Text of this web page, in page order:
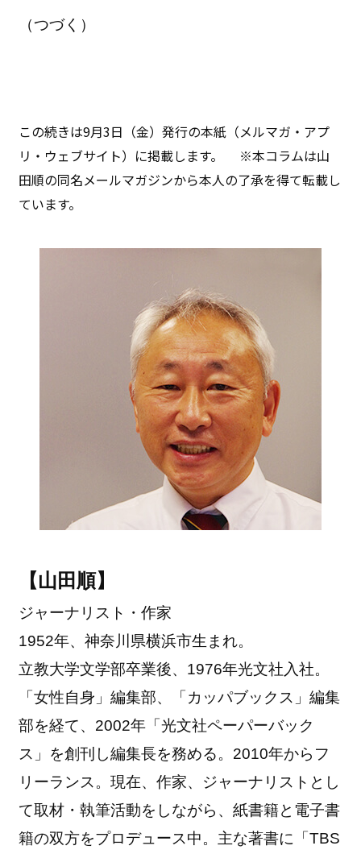
（つづく）
この続きは9月3日（金）発行の本紙（メルマガ・アプ
リ・ウェブサイト）に掲載します。 ※本コラムは山
田順の同名メールマガジンから本人の了承を得て転載し
ています。
【山田順】
ジャーナリスト・作家
1952年、神奈川県横浜市生まれ。
立教大学文学部卒業後、1976年光文社入社。
「女性自身」編集部、「カッパブックス」編集
部を経て、2002年「光文社ペーパーバック
ス」を創刊し編集長を務める。2010年からフ
リーランス。現在、作家、ジャーナリストとし
て取材・執筆活動をしながら、紙書籍と電子書
籍の双方をプロデュース中。主な著書に「TBS